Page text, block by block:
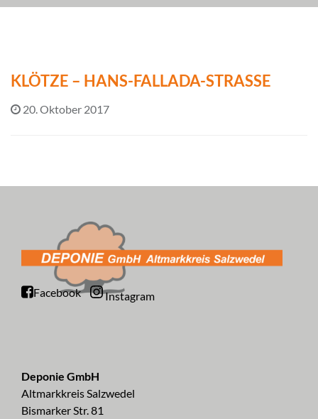
KLÖTZE – HANS-FALLADA-STRASSE
20. Oktober 2017
Facebook Instagram
Deponie GmbH
Altmarkkreis Salzwedel
Bismarker Str. 81